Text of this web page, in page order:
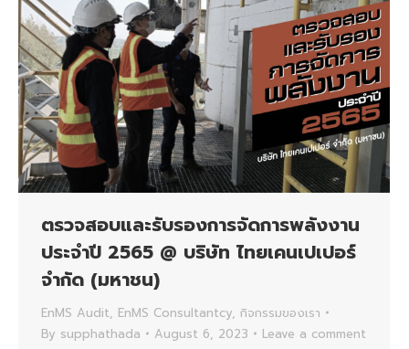
ตรวจสอบและรับรองการจัดการพลังงาน
ประจำปี 2565 @ บริษัท ไทยเคนเปเปอร์
จำกัด (มหาชน)
EnMS Audit, EnMS Consultantcy, กิจกรรมของเรา
By supphathada August 6, 2023 Leave a comment